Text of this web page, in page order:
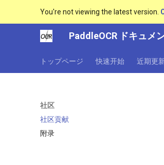
You're not viewing the latest version.
PaddleOCR ドキュメ
トップページ 快速开始 近期更
社区
社区贡献
附录